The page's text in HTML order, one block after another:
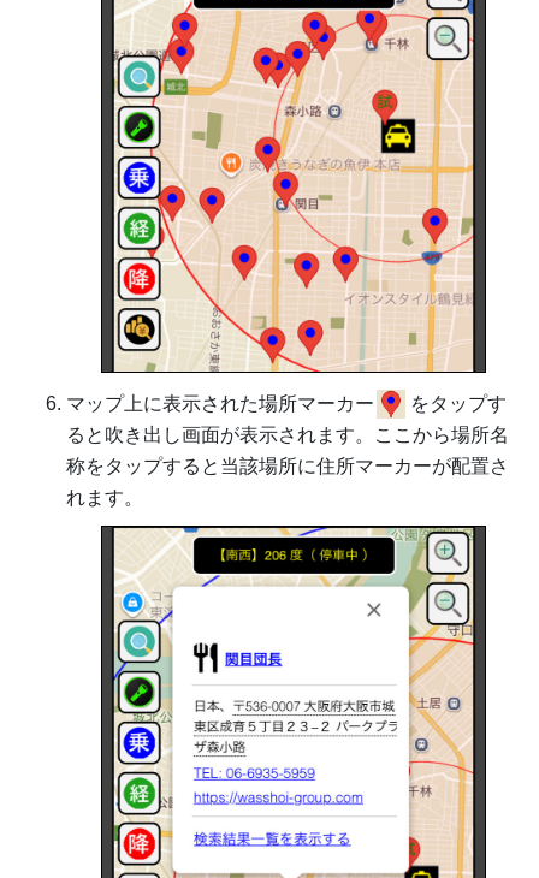
マップ上に表示された場所マーカー
をタップす
ると吹き出し画面が表示されます。ここから場所名
称をタップすると当該場所に住所マーカーが配置さ
れます。